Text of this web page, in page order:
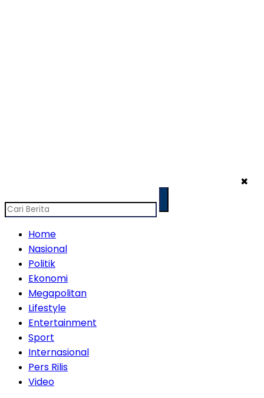
✖
Home
Nasional
Politik
Ekonomi
Megapolitan
Lifestyle
Entertainment
Sport
Internasional
Pers Rilis
Video